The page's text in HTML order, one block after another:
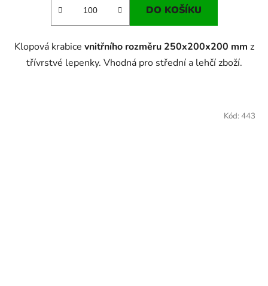
DO KOŠÍKU
Klopová krabice vnitřního rozměru 250x200x200 mm z
třívrstvé lepenky. Vhodná pro střední a lehčí zboží.
Kód: 443